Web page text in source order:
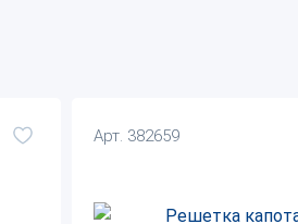
Арт. 382659